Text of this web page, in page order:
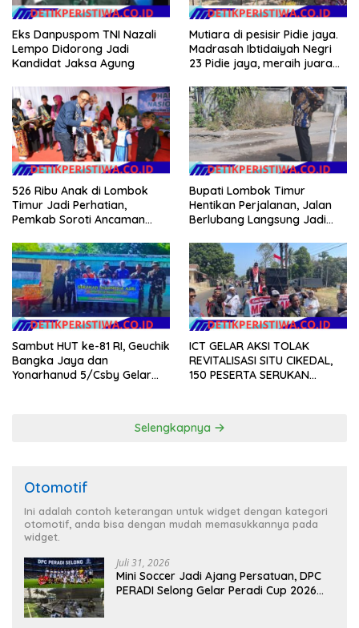
Eks Danpuspom TNI Nazali
Lempo Didorong Jadi
Kandidat Jaksa Agung
Mutiara di pesisir Pidie jaya.
Madrasah Ibtidaiyah Negri
23 Pidie jaya, meraih juara
526 Ribu Anak di Lombok
Timur Jadi Perhatian,
Pemkab Soroti Ancaman
Pernikahan Dini
Bupati Lombok Timur
Hentikan Perjalanan, Jalan
Berlubang Langsung Jadi
Sambut HUT ke-81 RI, Geuchik
Bangka Jaya dan
Yonarhanud 5/Csby Gelar
ICT GELAR AKSI TOLAK
REVITALISASI SITU CIKEDAL,
150 PESERTA SERUKAN
Selengkapnya
Otomotif
Ini adalah contoh keterangan untuk widget dengan kategori
otomotif, anda bisa dengan mudah memasukkannya pada
widget.
Juli 31, 2026
Mini Soccer Jadi Ajang Persatuan, DPC
PERADI Selong Gelar Peradi Cup 2026